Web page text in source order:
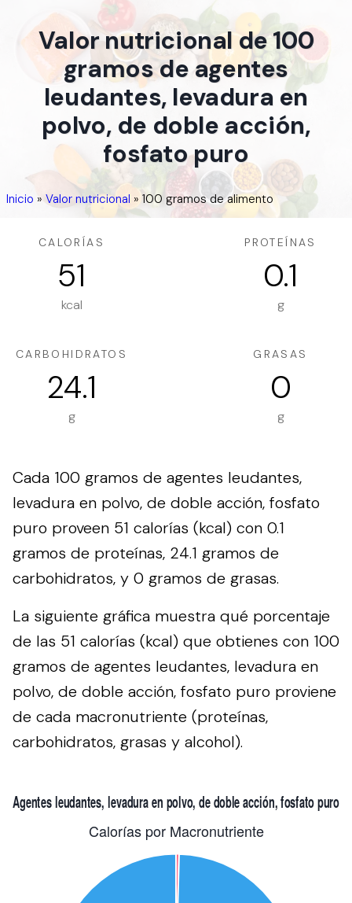
Valor nutricional de 100
gramos de agentes
leudantes, levadura en
polvo, de doble acción,
fosfato puro
Inicio » Valor nutricional » 100 gramos de alimento
CALORÍAS
51
kcal
PROTEÍNAS
0.1
g
CARBOHIDRATOS
24.1
g
GRASAS
0
g
Cada 100 gramos de agentes leudantes,
levadura en polvo, de doble acción, fosfato
puro proveen 51 calorías (kcal) con 0.1
gramos de proteínas, 24.1 gramos de
carbohidratos, y 0 gramos de grasas.
La siguiente gráfica muestra qué porcentaje
de las 51 calorías (kcal) que obtienes con 100
gramos de agentes leudantes, levadura en
polvo, de doble acción, fosfato puro proviene
de cada macronutriente (proteínas,
carbohidratos, grasas y alcohol).